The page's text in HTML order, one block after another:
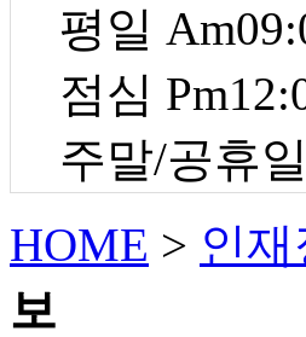
평일
점심
주말/공휴
HOME > 인재
보